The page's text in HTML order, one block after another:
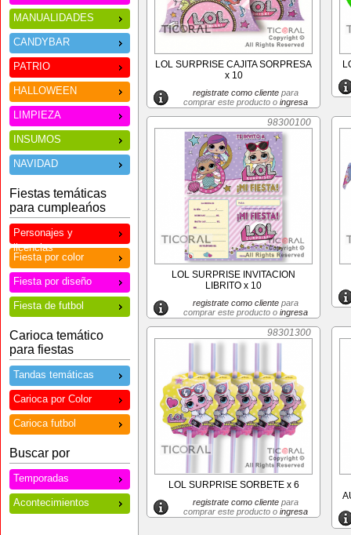
MANUALIDADES
CANDYBAR
PATRIO
HALLOWEEN
LIMPIEZA
INSUMOS
NAVIDAD
Fiestas temáticas
para cumpleańos
Personajes y
licencias
Fiesta por color
Fiesta por diseño
Fiesta de futbol
Carioca temático
para fiestas
Tandas temáticas
Carioca por Color
Carioca futbol
Buscar por
Temporadas
Acontecimientos
LOL SURPRISE CAJITA SORPRESA
x 10
registrate como clientepara
comprar este producto o ingresa
98300100
LOL SURPRISE INVITACION
LIBRITO x 10
registrate como clientepara
comprar este producto o ingresa
98301300
LOL SURPRISE SORBETE x 6
registrate como clientepara
comprar este producto o ingresa